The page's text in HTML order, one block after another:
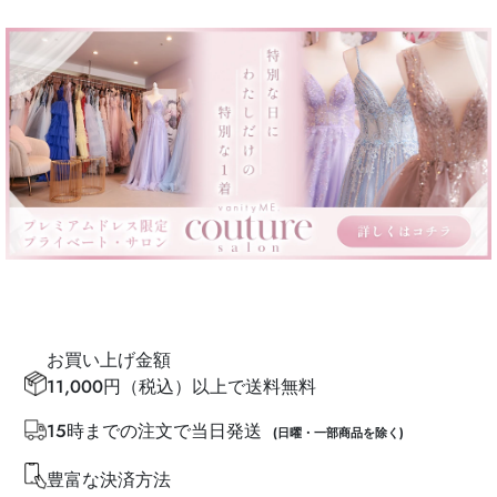
お買い上げ金額
11,000円（税込）以上で送料無料
15時までの注文で当日発送
(日曜・一部商品を除く)
豊富な決済方法